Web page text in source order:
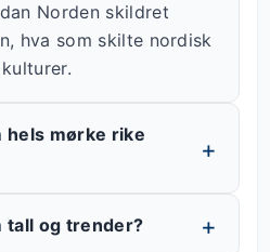
Norden skildret
hva som skilte nordisk
hels mørke rike
tall og trender?